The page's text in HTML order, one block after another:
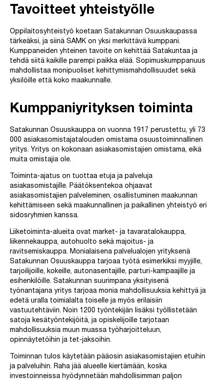
Tavoitteet yhteistyölle
Oppilaitosyhteistyö koetaan Satakunnan Osuuskaupassa
tärkeäksi, ja siinä SAMK on yksi merkittävä kumppani.
Kumppaneiden yhteinen tavoite on kehittää Satakuntaa ja
tehdä siitä kaikille parempi paikka elää. Sopimuskumppanuus
mahdollistaa monipuoliset kehittymismahdollisuudet sekä
yksilöille että koko maakunnalle.
Kumppaniyrityksen toiminta
Satakunnan Osuuskauppa on vuonna 1917 perustettu, yli 73
000 asiakasomistajatalouden omistama osuustoiminnallinen
yritys. Yritys on kokonaan asiakasomistajien omistama, eikä
muita omistajia ole.
Toiminta-ajatus on tuottaa etuja ja palveluja
asiakasomistajille. Päätöksentekoa ohjaavat
asiakasomistajien palveleminen, osallistuminen maakunnan
kehittämiseen sekä maakunnallinen ja paikallinen yhteistyö eri
sidosryhmien kanssa.
Liiketoiminta-alueita ovat market- ja tavaratalokauppa,
liikennekauppa, autohuolto sekä majoitus- ja
ravitsemiskauppa. Monialaisena palvelualojen yrityksenä
Satakunnan Osuuskauppa tarjoaa työtä esimerkiksi myyjille,
tarjoilijoille, kokeille, autonasentajille, parturi-kampaajille ja
esihenkilöille. Satakunnan suurimpana yksityisenä
työnantajana yritys tarjoaa monia mahdollisuuksia kehittyä ja
edetä uralla toimialalta toiselle ja myös erilaisiin
vastuutehtäviin. Noin 1200 työntekijän lisäksi työllistetään
satoja kesätyöntekijöitä, ja opiskelijoille tarjotaan
mahdollisuuksia muun muassa työharjoitteluun,
opinnäytetöihin ja tet-jaksoihin.
Toiminnan tulos käytetään pääosin asiakasomistajien etuihin
ja palveluihin. Raha jää alueelle kiertämään, koska
investoinneissa hyödynnetään mahdollisimman paljon